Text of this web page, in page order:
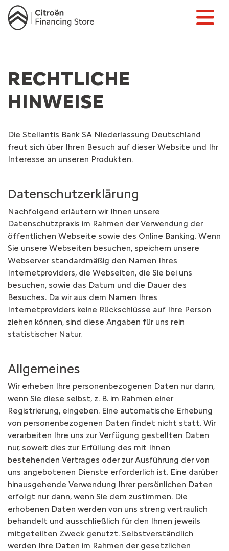
RECHTLICHE
HINWEISE
Die Stellantis Bank SA Niederlassung Deutschland
freut sich über Ihren Besuch auf dieser Website und Ihr
Interesse an unseren Produkten.
Datenschutzerklärung
Nachfolgend erläutern wir Ihnen unsere
Datenschutzpraxis im Rahmen der Verwendung der
öffentlichen Webseite sowie des Online Banking. Wenn
Sie unsere Webseiten besuchen, speichern unsere
Webserver standardmäßig den Namen Ihres
Internetproviders, die Webseiten, die Sie bei uns
besuchen, sowie das Datum und die Dauer des
Besuches. Da wir aus dem Namen Ihres
Internetproviders keine Rückschlüsse auf Ihre Person
ziehen können, sind diese Angaben für uns rein
statistischer Natur.
Allgemeines
Wir erheben Ihre personenbezogenen Daten nur dann,
wenn Sie diese selbst, z. B. im Rahmen einer
Registrierung, eingeben. Eine automatische Erhebung
von personenbezogenen Daten findet nicht statt. Wir
verarbeiten Ihre uns zur Verfügung gestellten Daten
nur, soweit dies zur Erfüllung des mit Ihnen
bestehenden Vertrages oder zur Ausführung der von
uns angebotenen Dienste erforderlich ist. Eine darüber
hinausgehende Verwendung Ihrer persönlichen Daten
erfolgt nur dann, wenn Sie dem zustimmen. Die
erhobenen Daten werden von uns streng vertraulich
behandelt und ausschließlich für den Ihnen jeweils
mitgeteilten Zweck genutzt. Selbstverständlich
werden Ihre Daten im Rahmen der gesetzlichen